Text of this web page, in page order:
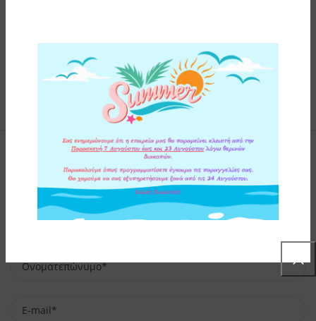
Φόρμα Επικοινωνίας